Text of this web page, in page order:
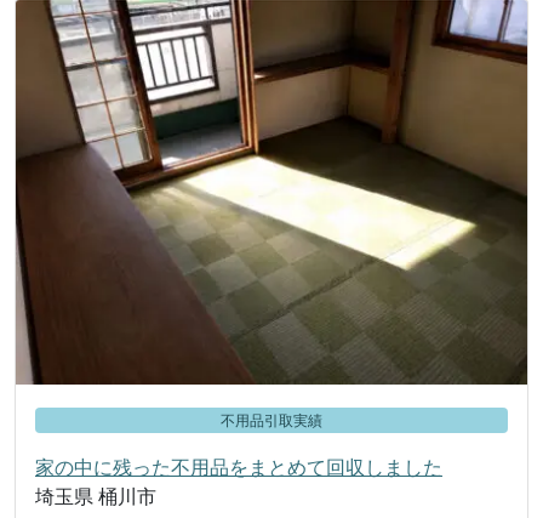
不用品引取実績
家の中に残った不用品をまとめて回収しました
埼玉県 桶川市